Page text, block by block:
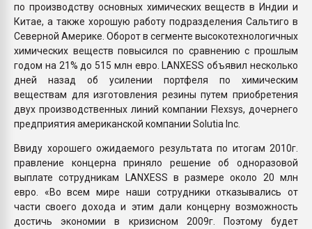
по производству основных химических веществ в Индии и
Китае, а также хорошую работу подразделения Сальтиго в
Северной Америке. Оборот в сегменте высокотехнологичных
химических веществ повысился по сравнению с прошлым
годом на 21% до 515 млн евро. LANXESS объявил несколько
дней назад об усилении портфеля по химическим
веществам для изготовления резины путем приобретения
двух производственных линий компании Flexsys, дочернего
предприятия американской компании Solutia Inc.
Ввиду хорошего ожидаемого результата по итогам 2010г.
правление концерна приняло решение об одноразовой
выплате сотрудникам LANXESS в размере около 20 млн
евро. «Во всем мире наши сотрудники отказывались от
части своего дохода и этим дали концерну возможность
достичь экономии в кризисном 2009г. Поэтому будет